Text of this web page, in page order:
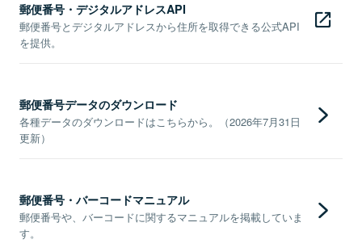
郵便番号・デジタルアドレスAPI
郵便番号とデジタルアドレスから住所を取得できる公式API
を提供。
郵便番号データのダウンロード
各種データのダウンロードはこちらから。（2026年7月31日
更新）
郵便番号・バーコードマニュアル
郵便番号や、バーコードに関するマニュアルを掲載していま
す。